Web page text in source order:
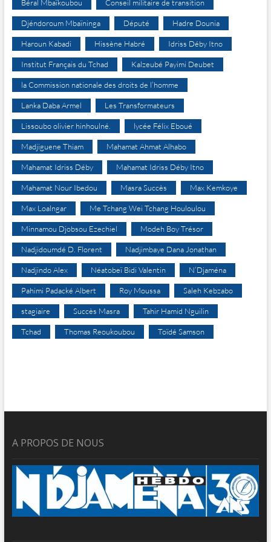
Béral Mbaïkoubou Conseil militaire de transition
Djéndoroum Mbaïninga Député Hadre Dounia
Haroun Kabadi Hissène Habré Idriss Déby Itno
Institut Français du Tchad Kalzeubé Payimi Deubet
la Commission nationale des droits de l’homme
Lanka Daba Armel Les Transformateurs
Lissoubo olivier hinhoulné. lycée Félix Eboué
Madjiguene Thiam Mahamat Ahmat Alhabo
Mahamat Idriss Déby Mahamat Idriss Déby Itno
Mahamat Nour Ibedou Masra Succès Max Kemkoye
Max Loalngar Me Tchang Wei Tchang Houloulou
Minnamou Djobsou Ezechiel Modeh Boy Trésor
Nadjidoumdé D. Florent Nadjimbaye Dana Jonathan
Nadjindo Alex Néatobeï Bidi Valentin N’Djaména
Pahimi Padacké Albert Roy Moussa Saleh Kebzabo
stagiaire Succès Masra Tahir Hamid Nguilin
Tchad Thomas Reoukoubou Toïdé Samson
A PROPOS DE NOUS